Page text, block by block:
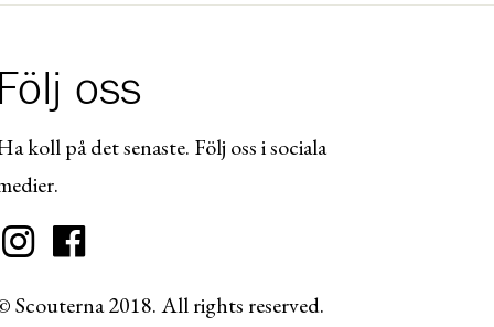
Följ oss
koll på det senaste. Följ oss i sociala
Scouterna 2018. All rights reserved.